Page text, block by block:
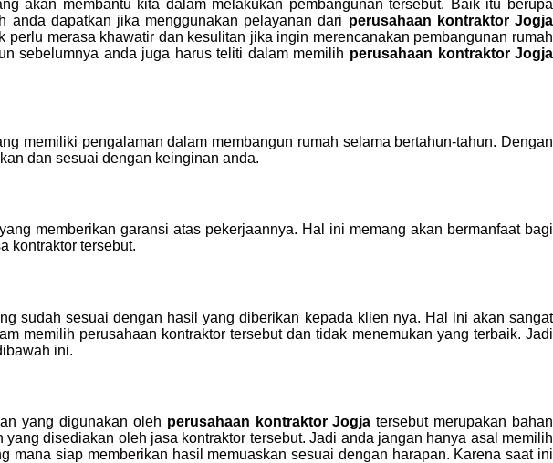
akan membantu kita dalam melakukan pembangunan tersebut. Baik itu berupa
anda dapatkan jika menggunakan pelayanan dari perusahaan kontraktor Jogja
merasa khawatir dan kesulitan jika ingin merencanakan pembangunan rumah
sebelumnya anda juga harus teliti dalam memilih perusahaan kontraktor Jogja
memiliki pengalaman dalam membangun rumah selama bertahun-tahun. Dengan
dan sesuai dengan keinginan anda.
yang memberikan garansi atas pekerjaannya. Hal ini memang akan bermanfaat bagi
kontraktor tersebut.
sudah sesuai dengan hasil yang diberikan kepada klien nya. Hal ini akan sangat
memilih perusahaan kontraktor tersebut dan tidak menemukan yang terbaik. Jadi
ini.
yang digunakan oleh perusahaan kontraktor Jogjatersebut merupakan bahan
disediakan oleh jasa kontraktor tersebut. Jadi anda jangan hanya asal memilih
siap memberikan hasil memuaskan sesuai dengan harapan. Karena saat ini